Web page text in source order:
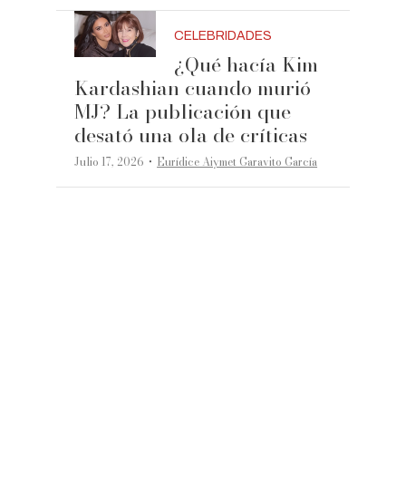
CELEBRIDADES
¿Qué hacía Kim
Kardashian cuando murió
MJ? La publicación que
desató una ola de críticas
Julio 17, 2026 ·Eurídice Aiymet Garavito García